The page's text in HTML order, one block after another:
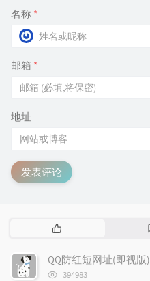
名称 *
邮箱 *
地址
发表评论
热
文
章
QQ防红短网址(即视版)
浏
394983